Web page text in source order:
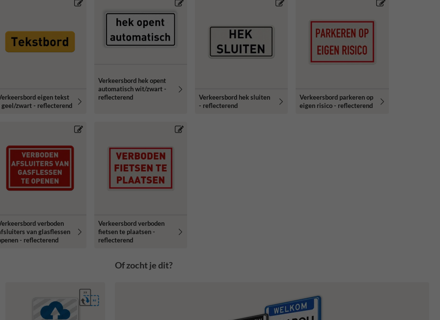
eigen tekst
geel/zwart - reflecterend
Verkeersbord hek opent
automatisch wit/zwart -
reflecterend
Verkeersbord hek sluiten
- reflecterend
Verkeersbord parkeren op
eigen risico - reflecterend
verboden
van glasflessen
- reflecterend
Verkeersbord verboden
fietsen te plaatsen -
reflecterend
Of zocht je dit?